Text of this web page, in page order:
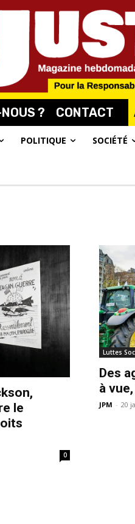
? CONTACT
POLITIQUE SOCIÉTÉ
le
0
Luttes
Des
à
JPM - 20